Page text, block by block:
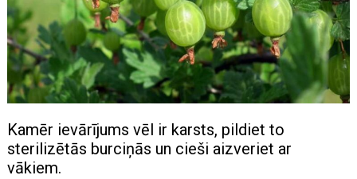
Kamēr ievārījums vēl ir karsts, pildiet to
sterilizētās burciņās un cieši aizveriet ar
vākiem.